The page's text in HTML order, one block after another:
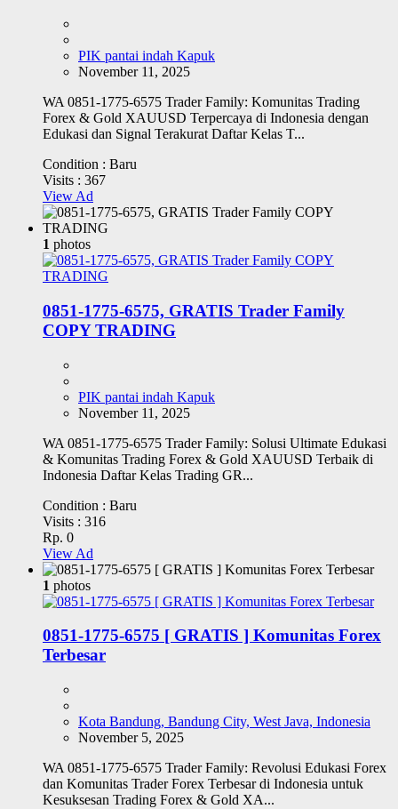
PIK pantai indah Kapuk
November 11, 2025
WA 0851-1775-6575 Trader Family: Komunitas Trading
Forex & Gold XAUUSD Terpercaya di Indonesia dengan
Edukasi dan Signal Terakurat Daftar Kelas T...
Condition : Baru
Visits : 367
View Ad
1 photos
0851-1775-6575, GRATIS Trader Family
COPY TRADING
PIK pantai indah Kapuk
November 11, 2025
WA 0851-1775-6575 Trader Family: Solusi Ultimate Edukasi
& Komunitas Trading Forex & Gold XAUUSD Terbaik di
Indonesia Daftar Kelas Trading GR...
Condition : Baru
Visits : 316
Rp. 0
View Ad
1 photos
0851-1775-6575 [ GRATIS ] Komunitas Forex
Terbesar
Kota Bandung, Bandung City, West Java, Indonesia
November 5, 2025
WA 0851-1775-6575 Trader Family: Revolusi Edukasi Forex
dan Komunitas Trader Forex Terbesar di Indonesia untuk
Kesuksesan Trading Forex & Gold XA...